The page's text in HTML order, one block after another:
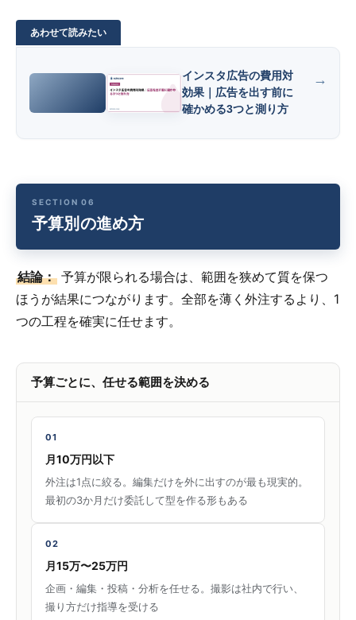
インスタ広告の費用対
効果｜広告を出す前に
確かめる3つと測り方
予算別の進め方
結論： 予算が限られる場合は、範囲を狭めて質を保つ
ほうが結果につながります。全部を薄く外注するより、1
つの工程を確実に任せます。
予算ごとに、任せる範囲を決める
01
月10万円以下
外注は1点に絞る。編集だけを外に出すのが最も現実的。
最初の3か月だけ委託して型を作る形もある
02
月15万〜25万円
企画・編集・投稿・分析を任せる。撮影は社内で行い、
撮り方だけ指導を受ける